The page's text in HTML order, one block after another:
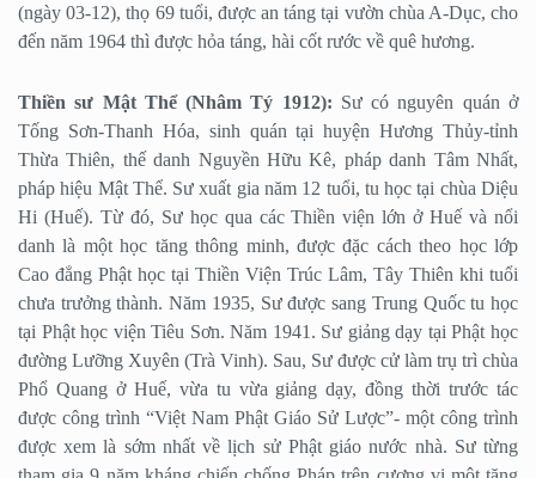
(ngày 03-12), thọ 69 tuổi, được an táng tại vườn chùa A-Dục, cho
đến năm 1964 thì được hỏa táng, hài cốt rước về quê hương.
Thiền sư Mật Thể (Nhâm Tý 1912): Sư có nguyên quán ở
Tống Sơn-Thanh Hóa, sinh quán tại huyện Hương Thủy-tỉnh
Thừa Thiên, thế danh Nguyền Hữu Kê, pháp danh Tâm Nhất,
pháp hiệu Mật Thể. Sư xuất gia năm 12 tuổi, tu học tại chùa Diệu
Hi (Huế). Từ đó, Sư học qua các Thiền viện lớn ở Huế và nổi
danh là một học tăng thông minh, được đặc cách theo học lớp
Cao đẳng Phật học tại Thiền Viện Trúc Lâm, Tây Thiên khi tuổi
chưa trưởng thành. Năm 1935, Sư được sang Trung Quốc tu học
tại Phật học viện Tiêu Sơn. Năm 1941. Sư giảng dạy tại Phật học
đường Lưỡng Xuyên (Trà Vinh). Sau, Sư được cử làm trụ trì chùa
Phổ Quang ở Huế, vừa tu vừa giảng dạy, đồng thời trước tác
được công trình “Việt Nam Phật Giáo Sử Lược”- một công trình
được xem là sớm nhất về lịch sử Phật giáo nước nhà. Sư từng